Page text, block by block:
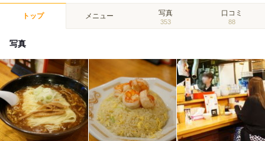
トップ メニュー 写真
353
口コミ
88
写真